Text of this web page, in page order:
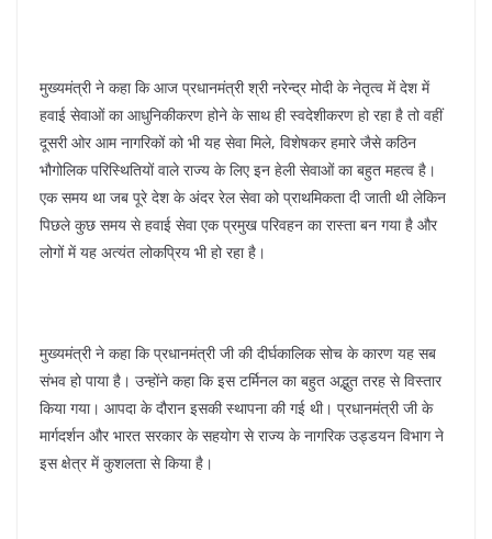
मुख्यमंत्री ने कहा कि आज प्रधानमंत्री श्री नरेन्द्र मोदी के नेतृत्व में देश में
हवाई सेवाओं का आधुनिकीकरण होने के साथ ही स्वदेशीकरण हो रहा है तो वहीं
दूसरी ओर आम नागरिकों को भी यह सेवा मिले, विशेषकर हमारे जैसे कठिन
भौगोलिक परिस्थितियों वाले राज्य के लिए इन हेली सेवाओं का बहुत महत्व है।
एक समय था जब पूरे देश के अंदर रेल सेवा को प्राथमिकता दी जाती थी लेकिन
पिछले कुछ समय से हवाई सेवा एक प्रमुख परिवहन का रास्ता बन गया है और
लोगों में यह अत्यंत लोकप्रिय भी हो रहा है।
मुख्यमंत्री ने कहा कि प्रधानमंत्री जी की दीर्घकालिक सोच के कारण यह सब
संभव हो पाया है। उन्होंने कहा कि इस टर्मिनल का बहुत अद्भुत तरह से विस्तार
किया गया। आपदा के दौरान इसकी स्थापना की गई थी। प्रधानमंत्री जी के
मार्गदर्शन और भारत सरकार के सहयोग से राज्य के नागरिक उड्डयन विभाग ने
इस क्षेत्र में कुशलता से किया है।